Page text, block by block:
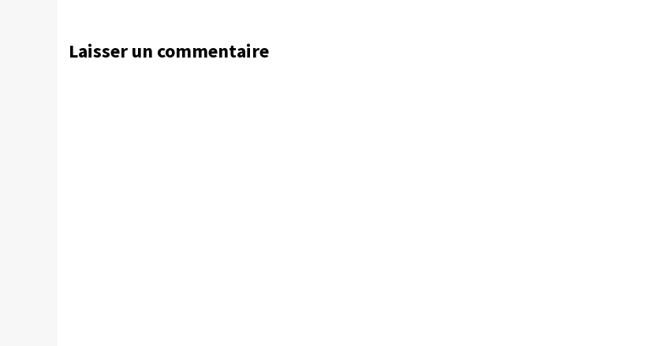
Laisser un commentaire